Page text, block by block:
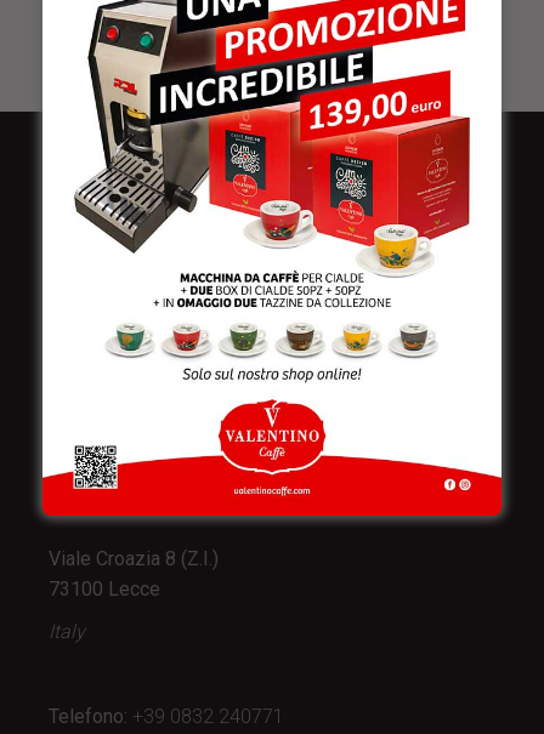
Stabilimento
e produzione:
Viale Croazia 8 (Z.I.)
73100 Lecce
Italy
Telefono: +39 0832 240771